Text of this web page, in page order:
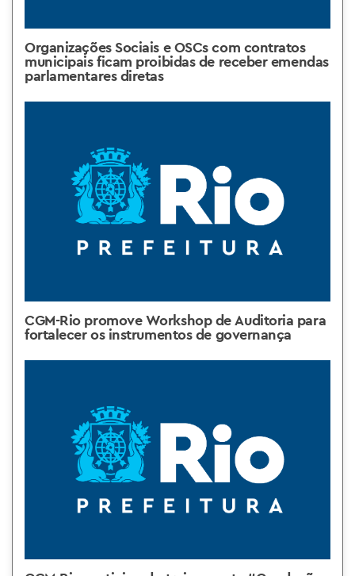
Organizações Sociais e OSCs com contratos
municipais ficam proibidas de receber emendas
parlamentares diretas
CGM-Rio promove Workshop de Auditoria para
fortalecer os instrumentos de governança